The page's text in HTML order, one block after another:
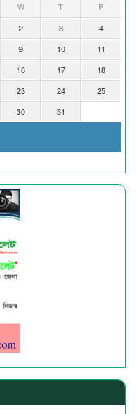
W T F
2 3
4
9 10
11
16 17
18
23 24
25
30 31